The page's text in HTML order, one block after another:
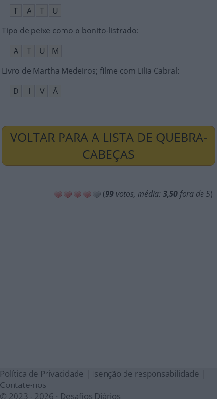
T
A T
U
Tipo de peixe como o bonito-listrado:
A
T U
M
Livro de Martha Medeiros; filme com Lilia Cabral:
D
I V Ã
VOLTAR PARA A LISTA DE QUEBRA-
CABEÇAS
(99 votos, média: 3,50 fora de 5)
Política de Privacidade | Isenção de responsabilidade |
Contate-nos
© 2023 - 2026 · Desafios Diários